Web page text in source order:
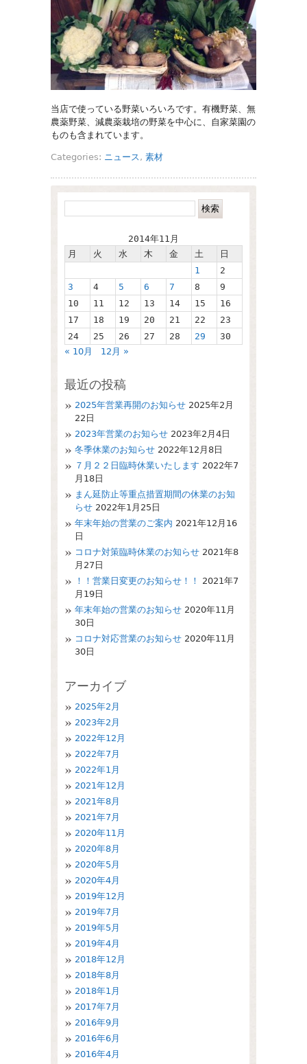
当店で使っている野菜いろいろです。有機野菜、無
農薬野菜、減農薬栽培の野菜を中心に、自家菜園の
ものも含まれています。
Categories: ニュース , 素材
2014年11月
月
火 水 木 金 土
日
1
2
3
4 5 6 7 8
9
10
11 12 13 14 15
16
17
18 19 20 21 22
23
24
25 26 27 28 29
30
« 10月
12月 »
最近の投稿
2025年営業再開のお知らせ 2025年2月
22日
2023年営業のお知らせ 2023年2月4日
冬季休業のお知らせ 2022年12月8日
７月２２日臨時休業いたします 2022年7
月18日
まん延防止等重点措置期間の休業のお知
らせ 2022年1月25日
年末年始の営業のご案内 2021年12月16
日
コロナ対策臨時休業のお知らせ 2021年8
月27日
！！営業日変更のお知らせ！！
2021年7
月19日
年末年始の営業のお知らせ 2020年11月
30日
コロナ対応営業のお知らせ 2020年11月
30日
アーカイブ
2025年2月
2023年2月
2022年12月
2022年7月
2022年1月
2021年12月
2021年8月
2021年7月
2020年11月
2020年8月
2020年5月
2020年4月
2019年12月
2019年7月
2019年5月
2019年4月
2018年12月
2018年8月
2018年1月
2017年7月
2016年9月
2016年6月
2016年4月